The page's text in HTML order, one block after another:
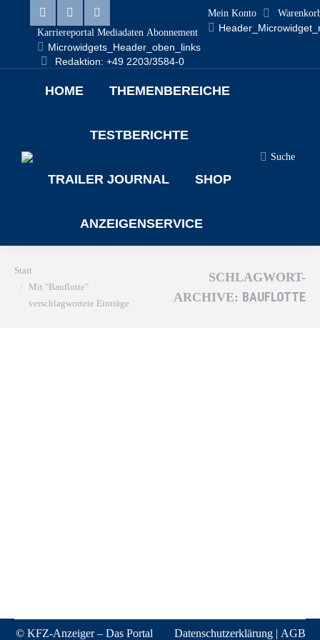
Linkedin
page
Facebook
page
X
page
Karriereportal Mediadaten Abonnement
Microwidgets_Header_oben_links
Redaktion: +49 2203/3584-0
Mein Konto
HOME THEMENBEREICHE
TESTBERICHTE
TRAILER JOURNAL SHOP
ANZEIGENSERVICE
Search:
Suche
Sie befinden sich hier:
Start
Mit "Bauflotte"
verschlagwortete Einträge
SCHLAGWORT-
ARCHIVE: BAUFLOTTE
© KFZ-Anzeiger – Das Portal Datenschutzerklärung | AGB